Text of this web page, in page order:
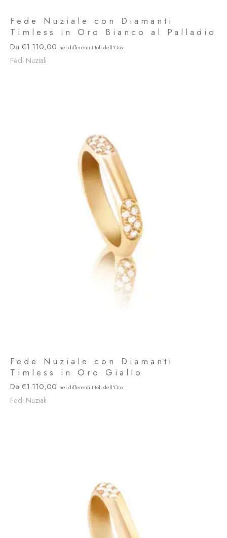
Fede Nuziale con Diamanti
Timless in Oro Bianco al Palladio
1.110,00
Fedi Nuziali
Fede Nuziale con Diamanti
Timless in Oro Giallo
1.110,00
Fedi Nuziali